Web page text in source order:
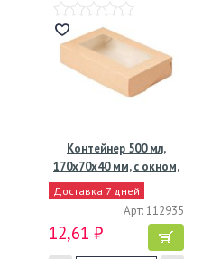
Контейнер 500 мл,
170х70х40 мм, с окном,
…
Доставка 7 дней
Арт: 112935
12,61 ₽